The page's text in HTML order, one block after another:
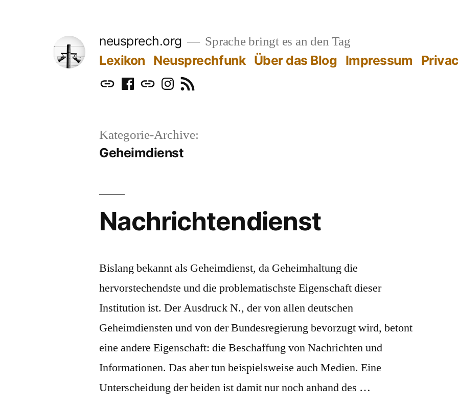
neusprech.org Sprache bringt es an den Tag
Lexikon Neusprechfunk Über das Blog Impressum
MastodonFacebook
BlueskyInstagram
RSS
Kategorie-Archive:
Geheimdienst
Nachrichtendienst
Bislang bekannt als Geheimdienst, da Geheimhaltung die
hervorstechendste und die problematischste Eigenschaft dieser
Institution ist. Der Ausdruck N., der von allen deutschen
Geheimdiensten und von der Bundesregierung bevorzugt wird, betont
eine andere Eigenschaft: die Beschaffung von Nachrichten und
Informationen. Das aber tun beispielsweise auch Medien. Eine
Unterscheidung der beiden ist damit nur noch anhand des …